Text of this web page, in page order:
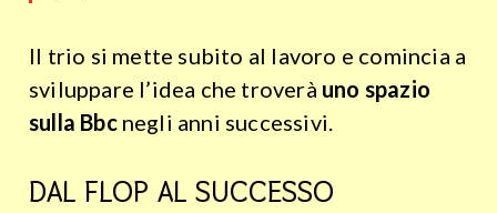
Il trio si mette subito al lavoro e comincia a
sviluppare l’idea che troverà uno spazio
sulla Bbcnegli anni successivi.
DAL FLOP AL SUCCESSO